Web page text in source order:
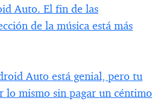
Auto. El fin de las
de la música está más
Auto está genial, pero tu
lo mismo sin pagar un céntimo